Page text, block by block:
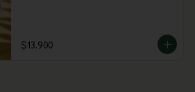
$13.900